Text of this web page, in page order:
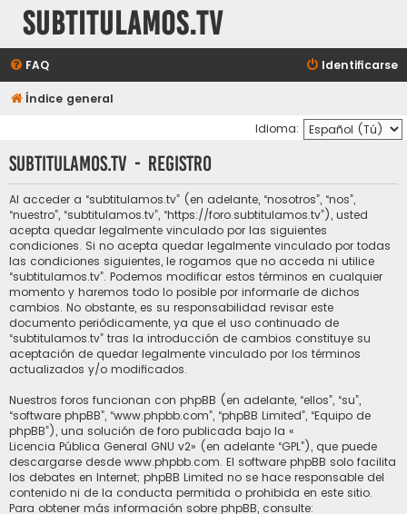
subtitulamos.tv
FAQ Identificarse
Índice general
Idioma:
subtitulamos.tv - Registro
Al acceder a “subtitulamos.tv” (en adelante, “nosotros”, “nos”,
“nuestro”, “subtitulamos.tv”, “https://foro.subtitulamos.tv”), usted
acepta quedar legalmente vinculado por las siguientes
condiciones. Si no acepta quedar legalmente vinculado por todas
las condiciones siguientes, le rogamos que no acceda ni utilice
“subtitulamos.tv”. Podemos modificar estos términos en cualquier
momento y haremos todo lo posible por informarle de dichos
cambios. No obstante, es su responsabilidad revisar este
documento periódicamente, ya que el uso continuado de
“subtitulamos.tv” tras la introducción de cambios constituye su
aceptación de quedar legalmente vinculado por los términos
actualizados y/o modificados.
Nuestros foros funcionan con phpBB (en adelante, “ellos”, “su”,
“software phpBB”, “www.phpbb.com”, “phpBB Limited”, “Equipo de
phpBB”), una solución de foro publicada bajo la «
Licencia Pública General GNU v2» (en adelante “GPL”), que puede
descargarse desde www.phpbb.com. El software phpBB solo facilita
los debates en Internet; phpBB Limited no se hace responsable del
contenido ni de la conducta permitida o prohibida en este sitio.
Para obtener más información sobre phpBB, consulte: